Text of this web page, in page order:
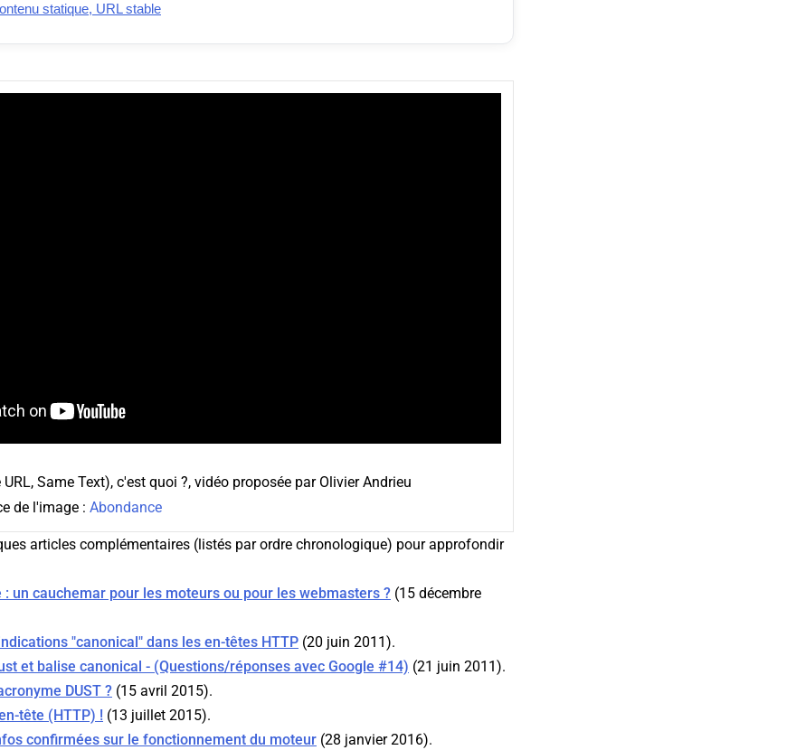
statique, URL stable
Same Text), c'est quoi ?, vidéo proposée par Olivier Andrieu
de l'image : Abondance
articles complémentaires (listés par ordre chronologique) pour approfondir
: un cauchemar pour les moteurs ou pour les webmasters ? (15 décembre
"canonical" dans les en-têtes HTTP (20 juin 2011).
et balise canonical - (Questions/réponses avec Google #14) (21 juin 2011).
DUST ? (15 avril 2015).
tête (HTTP) ! (13 juillet 2015).
confirmées sur le fonctionnement du moteur (28 janvier 2016).